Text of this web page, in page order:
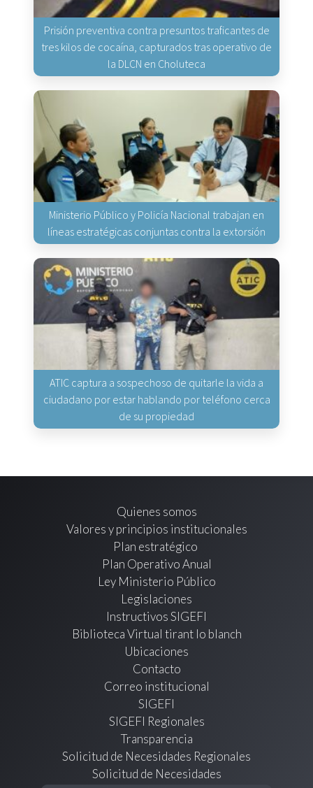
Prisión preventiva contra presuntos traficantes de
tres kilos de cocaína, capturados tras operativo de
la DLCN en Choluteca
Ministerio Público y Policía Nacional trabajan en
líneas estratégicas conjuntas contra la extorsión
ATIC captura a sospechoso de quitarle la vida a
ciudadano por estar hablando por teléfono cerca
de su propiedad
Quienes somos
Valores y principios institucionales
Plan estratégico
Plan Operativo Anual
Ley Ministerio Público
Legislaciones
Instructivos SIGEFI
Biblioteca Virtual tirant lo blanch
Ubicaciones
Contacto
Correo institucional
SIGEFI
SIGEFI Regionales
Transparencia
Solicitud de Necesidades Regionales
Solicitud de Necesidades